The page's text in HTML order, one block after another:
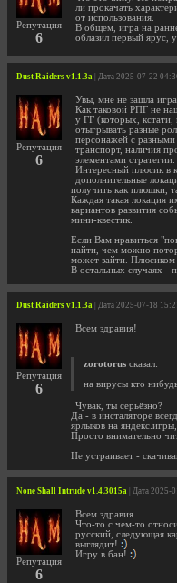
Репутация
6
ли прокачать
от использования.
В общем, игра на
облазил первый ярус,
Dust Raiders v1.1.3a | Дата 2025-07-22
Репутация
6
Увы, мне не зашла
Как таковой РПГ не
у ГГ (которых, кстати,
отыгрывать разные
персонажей с
транспорт, наличия
элементами стратегии.
Интересный плюсик в
дополнительные
получить как плюшки,
Каждая такая локация
вариантов развития
мини-квестик.
Если Вам нравиться
найти, чем можно
может зайти. Плюсиком
В остальных случаях -
Dust Raiders v1.1.3a | Дата 2025-07-18
Репутация
6
Всем здравия!
zorotorus сказал:
на вирусы кто
Чувак, ты серьёзно?
Да - в инсталяторе
ярлыков на
Просто внимательно
Не устраивает -
None Shall Intrude v1.4.3015a | Дата 2025-
Репутация
6
Всем здравия.
Что-то с чем-то
русский, следующая
выглядит!
Игру в бан!